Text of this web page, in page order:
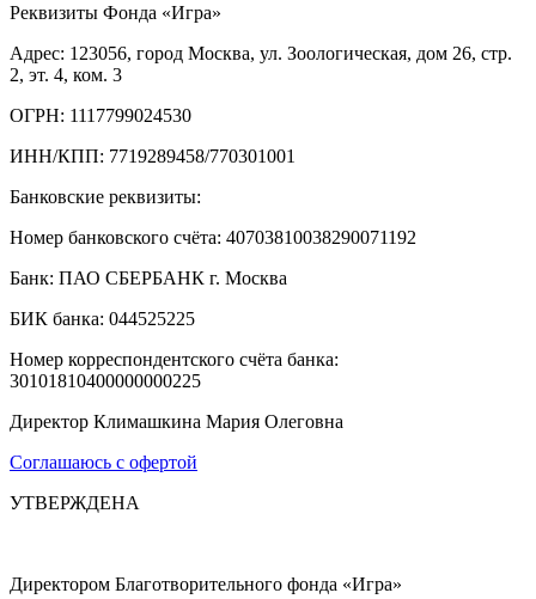
Реквизиты Фонда «Игра»
Адрес: 123056, город Москва, ул. Зоологическая, дом 26, стр.
2, эт. 4, ком. 3
ОГРН: 1117799024530
ИНН/КПП: 7719289458/770301001
Банковские реквизиты:
Номер банковского счёта: 40703810038290071192
Банк: ПАО СБЕРБАНК г. Москва
БИК банка: 044525225
Номер корреспондентского счёта банка:
30101810400000000225
Директор Климашкина Мария Олеговна
Соглашаюсь с офертой
УТВЕРЖДЕНА
Директором Благотворительного фонда «Игра»